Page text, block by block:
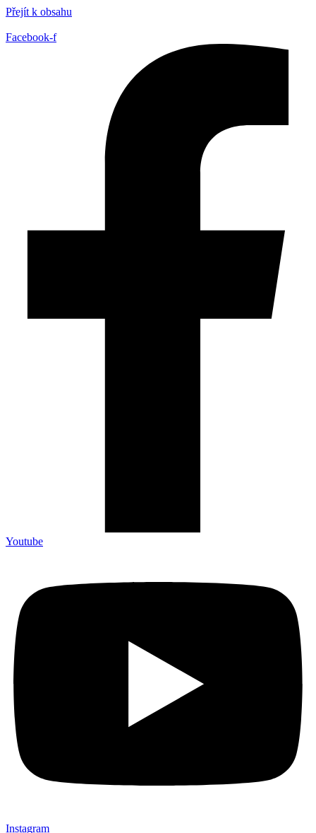
Přejít k obsahu
Facebook-f
Youtube
Instagram